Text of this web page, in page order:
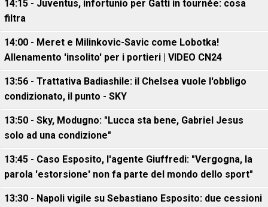
14:15 - Juventus, infortunio per Gatti in tournée: cosa
filtra
14:00 - Meret e Milinkovic-Savic come Lobotka!
Allenamento 'insolito' per i portieri | VIDEO CN24
13:56 - Trattativa Badiashile: il Chelsea vuole l'obbligo
condizionato, il punto - SKY
13:50 - Sky, Modugno: "Lucca sta bene, Gabriel Jesus
solo ad una condizione"
13:45 - Caso Esposito, l'agente Giuffredi: "Vergogna, la
parola 'estorsione' non fa parte del mondo dello sport"
13:30 - Napoli vigile su Sebastiano Esposito: due cessioni